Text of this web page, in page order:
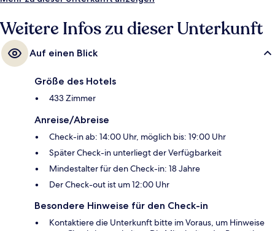
Weitere Infos zu dieser Unterkunft
Auf einen Blick
Größe des Hotels
433 Zimmer
Anreise/Abreise
Check-in ab: 14:00 Uhr, möglich bis: 19:00 Uhr
Später Check-in unterliegt der Verfügbarkeit
Mindestalter für den Check-in: 18 Jahre
Der Check-out ist um 12:00 Uhr
Besondere Hinweise für den Check-in
Kontaktiere die Unterkunft bitte im Voraus, um Hinweise